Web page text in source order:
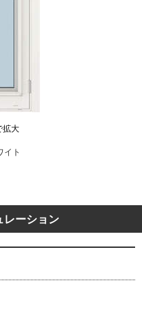
イト
レーション